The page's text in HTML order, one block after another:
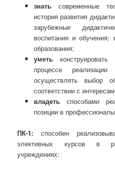
знатьсовременные
история развития
зарубежные
воспитания и
образования;
уметьконструировать
процессе
осуществлять выбор
соответствии с
владетьспособами
позиции в
ПК-1: способен
элективных курсов в
учреждениях: